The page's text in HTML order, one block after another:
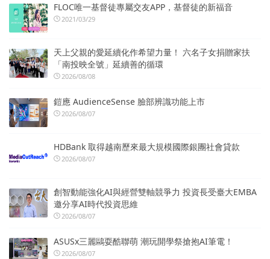
FLOC唯一基督徒專屬交友APP，基督徒的新福音
2021/03/29
天上父親的愛延續化作希望力量！ 六名子女捐贈家扶
「南投映全號」延續善的循環
2026/08/08
鎧應 AudienceSense 臉部辨識功能上市
2026/08/07
HDBank 取得越南歷來最大規模國際銀團社會貸款
2026/08/07
創智動能強化AI與經營雙軸競爭力 投資長受臺大EMBA
邀分享AI時代投資思維
2026/08/07
ASUSx三麗鷗耍酷聯萌 潮玩開學祭搶抱AI筆電！
2026/08/07